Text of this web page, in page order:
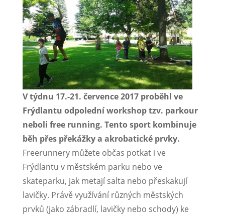
V týdnu 17.-21. července 2017 proběhl ve
Frýdlantu odpolední workshop tzv. parkour
neboli free running. Tento sport kombinuje
běh přes překážky a akrobatické prvky.
Freerunnery můžete občas potkat i ve
Frýdlantu v městském parku nebo ve
skateparku, jak metají salta nebo přeskakují
lavičky. Právě využívání různých městských
prvků (jako zábradlí, lavičky nebo schody) ke